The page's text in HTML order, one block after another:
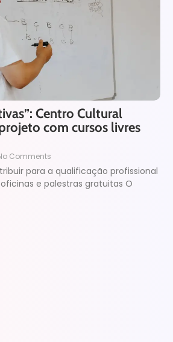
Centro Cultural
com cursos livres
Comments
para a qualificação profissional
e palestras gratuitas O